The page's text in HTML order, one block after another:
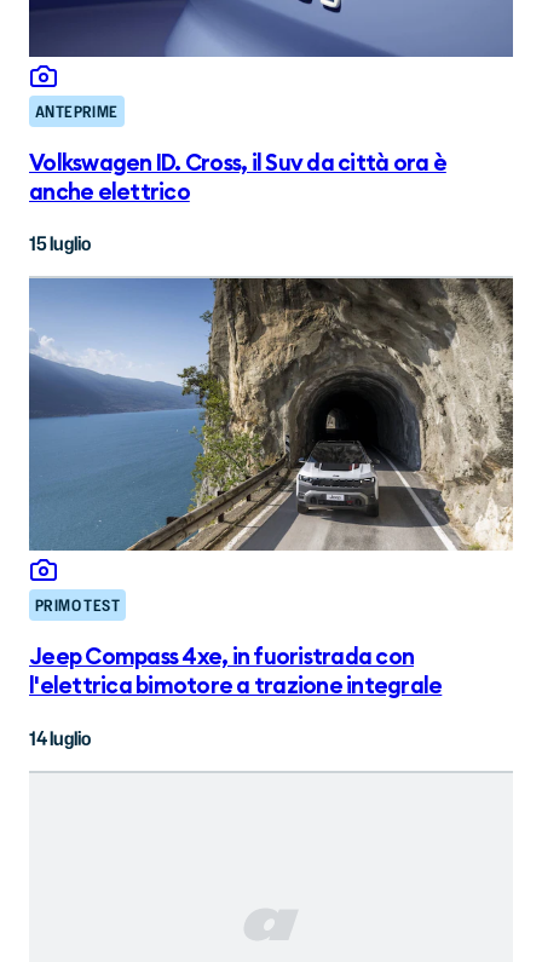
ANTEPRIME
Volkswagen ID. Cross, il Suv da città ora è
anche elettrico
15 luglio
PRIMO TEST
Jeep Compass 4xe, in fuoristrada con
l'elettrica bimotore a trazione integrale
14 luglio